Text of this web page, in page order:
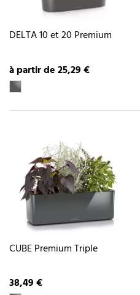
DELTA 10 et 20 Premium
à partir de 25,29 €
CUBE Premium Triple
38,49 €